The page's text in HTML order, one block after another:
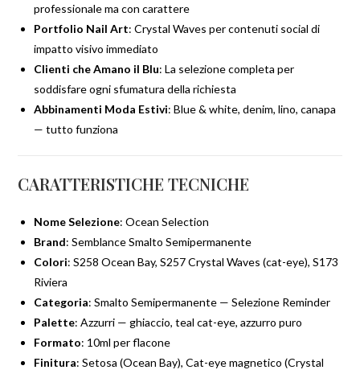
professionale ma con carattere
Portfolio Nail Art: Crystal Waves per contenuti social di
impatto visivo immediato
Clienti che Amano il Blu: La selezione completa per
soddisfare ogni sfumatura della richiesta
Abbinamenti Moda Estivi: Blue & white, denim, lino, canapa
— tutto funziona
CARATTERISTICHE TECNICHE
Nome Selezione: Ocean Selection
Brand: Semblance Smalto Semipermanente
Colori: S258 Ocean Bay, S257 Crystal Waves (cat-eye), S173
Riviera
Categoria: Smalto Semipermanente — Selezione Reminder
Palette: Azzurri — ghiaccio, teal cat-eye, azzurro puro
Formato: 10ml per flacone
Finitura: Setosa (Ocean Bay), Cat-eye magnetico (Crystal